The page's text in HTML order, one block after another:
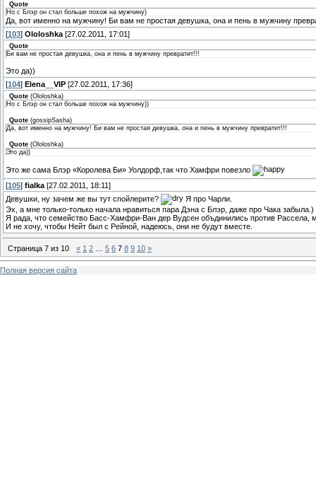
Quote
Но с Блэр он стал больше похож на мужчину)
Да, вот именно на мужчину! Би вам не простая девушка, она и пень в мужчину
[103] Ololoshka [27.02.2011, 17:01]
Quote
Би вам не простая девушка, она и пень в мужчину превратит!!!
Это да))
[104] Elena__VIP [27.02.2011, 17:36]
Quote (Ololoshka)
Но с Блэр он стал больше похож на мужчину))
Quote (gossipSasha)
Да, вот именно на мужчину! Би вам не простая девушка, она и пень в мужчину превратит!!!
Quote (Ololoshka)
Это да))
Это же сама Блэр «Королева Би» Уолдорф,так что Хамфри повезло
[105] fialka [27.02.2011, 18:11]
Девушки, ну зачем же вы тут спойлерите?
Я про Чарли.
Эх, а мне только-только начала нравиться пара Дэна с Блэр, даже про Чака забыла.)
Я рада, что семейство Басс-Хамфри-Ван дер Вудсен объдинились против Рассела,
И не хочу, чтобы Нейт был с Рейной, надеюсь, они не будут вместе.
Страница 7 из 10 « 1 2 5 6 7 8 9 10 »
Полная версия сайта